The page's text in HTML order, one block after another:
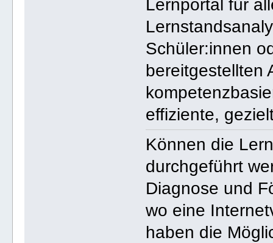
Lernportal für
Schüler:innen
bereitgestellten
effiziente,
Können die
durchgeführt
Diagnose und
wo eine
haben die